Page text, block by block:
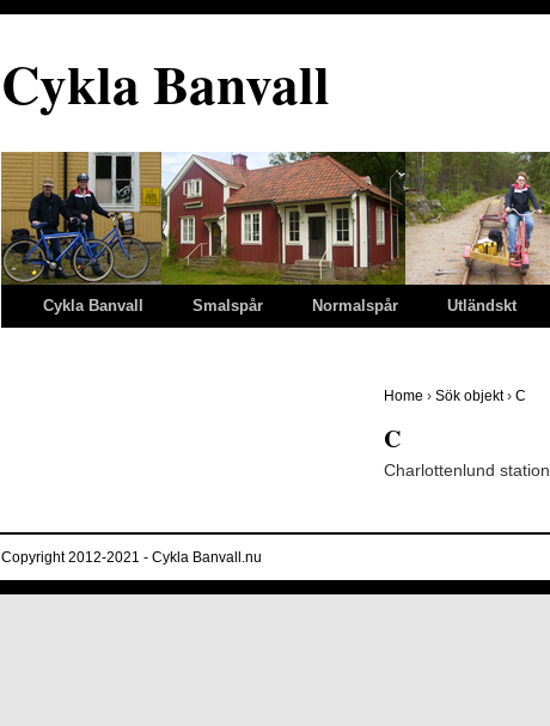
Cykla Banvall
Cykla Banvall Smalspår Normalspår Utländskt
Home › Sök objekt› C
C
Charlottenlund station
Copyright 2012-2021 - Cykla Banvall.nu